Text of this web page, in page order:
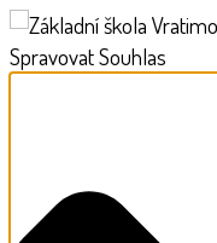
Spravovat Souhlas